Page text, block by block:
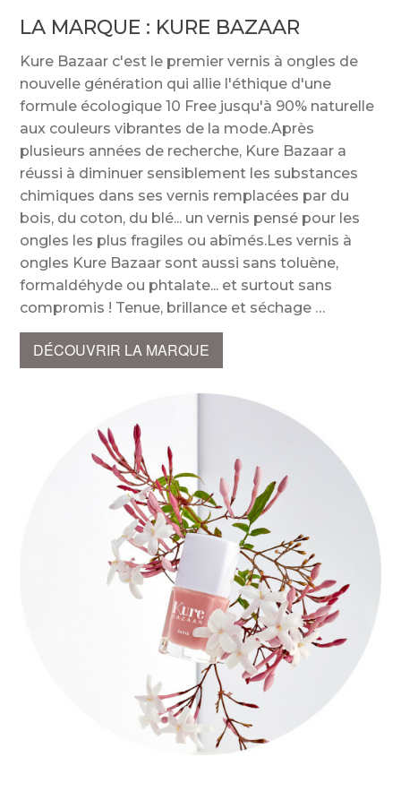
LA MARQUE : KURE BAZAAR
Kure Bazaar c'est le premier vernis à ongles de
nouvelle génération qui allie l'éthique d'une
formule écologique 10 Free jusqu'à 90% naturelle
aux couleurs vibrantes de la mode.Après
plusieurs années de recherche, Kure Bazaar a
réussi à diminuer sensiblement les substances
chimiques dans ses vernis remplacées par du
bois, du coton, du blé... un vernis pensé pour les
ongles les plus fragiles ou abîmés.Les vernis à
ongles Kure Bazaar sont aussi sans toluène,
formaldéhyde ou phtalate... et surtout sans
compromis ! Tenue, brillance et séchage
DÉCOUVRIR LA MARQUE